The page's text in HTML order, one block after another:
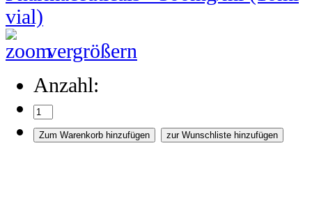
vergrößern
Anzahl: